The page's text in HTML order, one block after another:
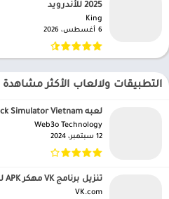
2025 للأندرويد
King‏
6 أغسطس، 2026
التطبيقات ولالعاب الأكثر مشاهدة
لعبه Minitruck Simulator Vietnam مهكرة للاندرويد APK 2025
Web3o Technology‏
12 سبتمبر، 2024
تنزيل برنامج VK مهكر APK للاندرويد 2025 للاندرويد
VK.com‏